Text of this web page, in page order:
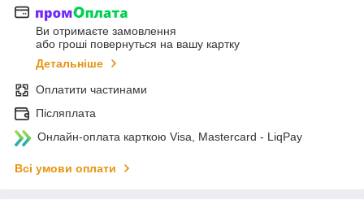
Ви отримаєте замовлення
або гроші повернуться на вашу картку
Детальніше
Оплатити частинами
Післяплата
Онлайн-оплата карткою Visa, Mastercard - LiqPay
Всі умови оплати